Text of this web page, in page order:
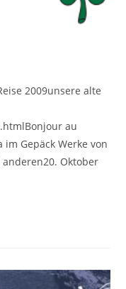
2009unsere alte
au
Gepäck Werke von
anderen20. Oktober